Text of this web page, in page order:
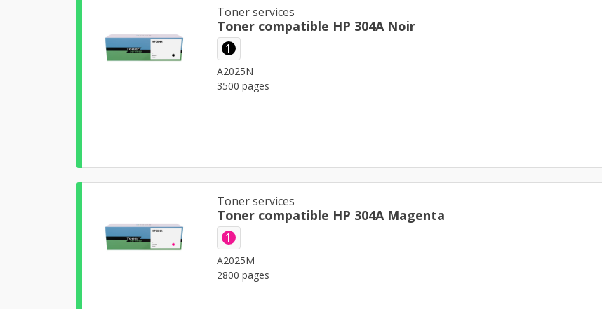
Toner services
Toner compatible HP 304A Noir
1
A2025N
3500 pages
Toner services
Toner compatible HP 304A Magenta
1
A2025M
2800 pages